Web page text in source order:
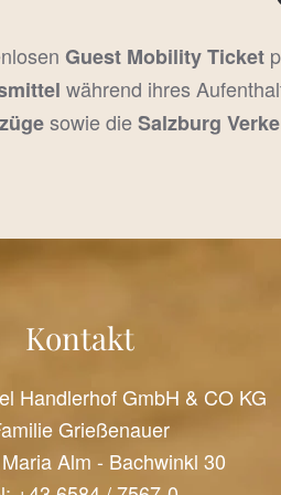
Guest Mobility Ticket
während ihres
sowie dieSalzburg
Kontakt
Handlerhof GmbH & CO KG
Grießenauer
Alm - Bachwinkl 30